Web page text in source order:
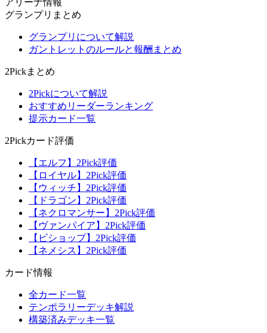
アリーナ情報
グランプリまとめ
グランプリについて解説
ガントレットのルールと報酬まとめ
2Pickまとめ
2Pickについて解説
おすすめリーダーランキング
提示カード一覧
2Pickカード評価
【エルフ】2Pick評価
【ロイヤル】2Pick評価
【ウィッチ】2Pick評価
【ドラゴン】2Pick評価
【ネクロマンサー】2Pick評価
【ヴァンパイア】2Pick評価
【ビショップ】2Pick評価
【ネメシス】2Pick評価
カード情報
全カード一覧
テンポラリーデッキ解説
構築済みデッキ一覧